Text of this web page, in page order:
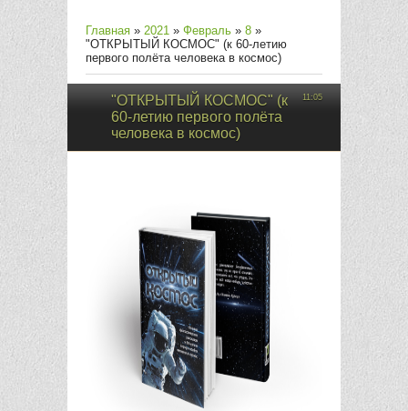
Главная » 2021 » Февраль » 8 »
"ОТКРЫТЫЙ КОСМОС" (к 60-летию
первого полёта человека в космос)
11:05
"ОТКРЫТЫЙ КОСМОС" (к
60-летию первого полёта
человека в космос)